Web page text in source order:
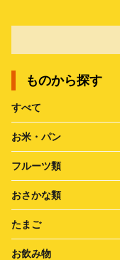
ものから探す
すべて
お米・パン
フルーツ類
おさかな類
たまご
お飲み物